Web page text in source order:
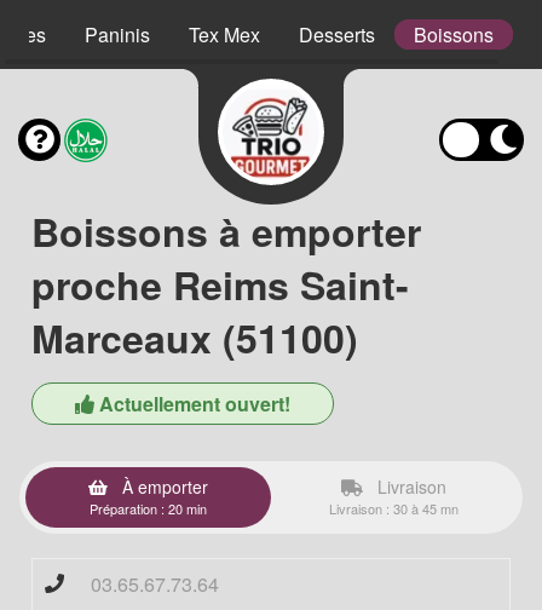
Paninis Tex Mex Desserts Boissons
Boissons à emporter
proche Reims Saint-
Marceaux (51100)
Actuellement ouvert!
À emporter
Préparation : 20 min
Livraison
Livraison : 30 à 45 mn
03.65.67.73.64